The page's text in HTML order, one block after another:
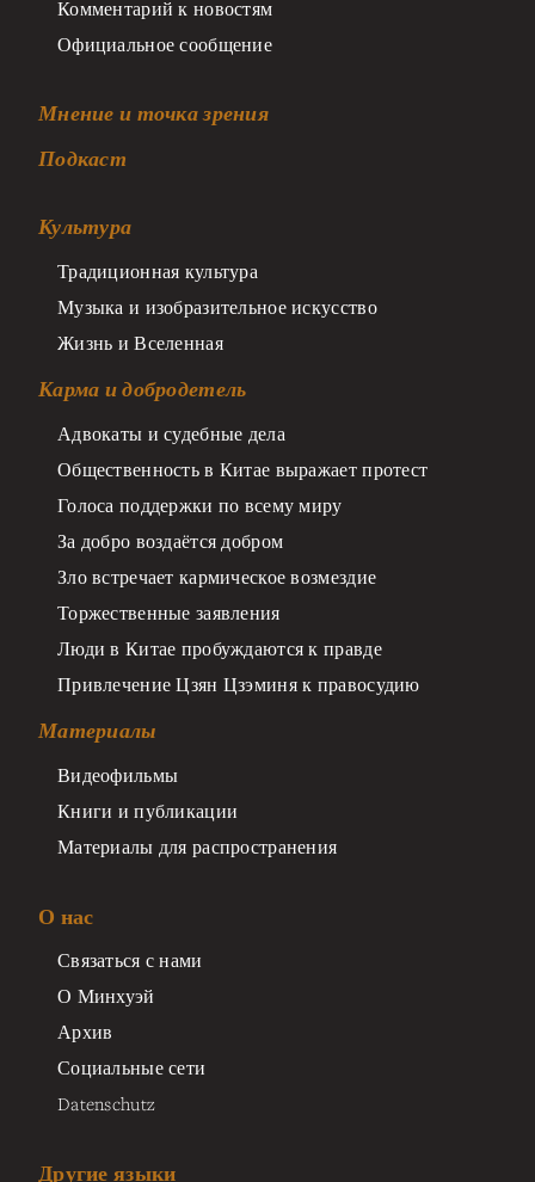
Комментарий к новостям
Официальное сообщение
Мнение и точка зрения
Подкаст
Культура
Традиционная культура
Музыка и изобразительное искусство
Жизнь и Вселенная
Карма и добродетель
Адвокаты и судебные дела
Общественность в Китае выражает протест
Голоса поддержки по всему миру
За добро воздаётся добром
Зло встречает кармическое возмездие
Торжественные заявления
Люди в Китае пробуждаются к правде
Привлечение Цзян Цзэминя к правосудию
Материалы
Видеофильмы
Книги и публикации
Материалы для распространения
О нас
Связаться с нами
О Минхуэй
Архив
Социальные сети
Datenschutz
Другие языки